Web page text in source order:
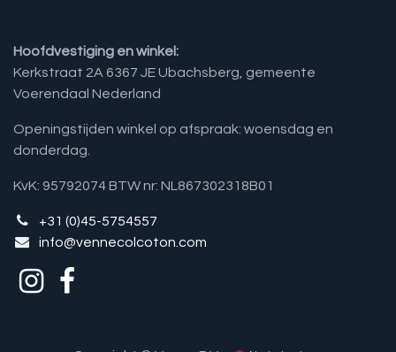
Hoofdvestiging en winkel:
Kerkstraat 2A 6367 JE Ubachsberg, gemeente
Voerendaal Nederland
Openingstijden winkel op afspraak: woensdag en
donderdag.
KvK: 95792074 BTW nr: NL867302318B01
+31 (0)45-5754557
info@vennecolcoton.com